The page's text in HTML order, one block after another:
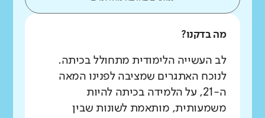
מה בדקנו?
לב העשייה הלימודית מתחולל בכיתה.
לנוכח האתגרים שמציבה לפנינו המאה
ה-21, על הלמידה בכיתה להיות
משמעותית, מותאמת לשונות שבין